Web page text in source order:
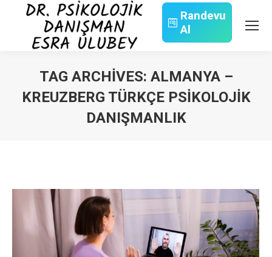
Randevu
Al
TAG ARCHIVES: ALMANYA –
KREUZBERG TÜRKÇE PSIKOLOJIK
DANIŞMANLIK